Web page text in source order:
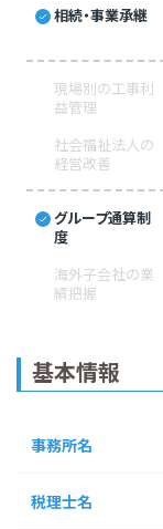
相続・事業承継
現場別の工事利
益管理
社会福祉法人の
経営改善
グループ通算制
度
海外子会社の業
績把握
基本情報
事務所名
税理士名